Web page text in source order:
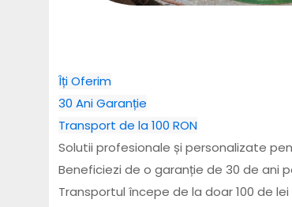
Îți Oferim
30 Ani Garanție
Transport de la 100 RON
Solutii profesionale și personalizate
Beneficiezi de o garanție de 30 de ani
Transportul începe de la doar 100 de